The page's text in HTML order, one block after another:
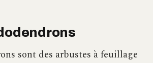
sont des arbustes à feuillage